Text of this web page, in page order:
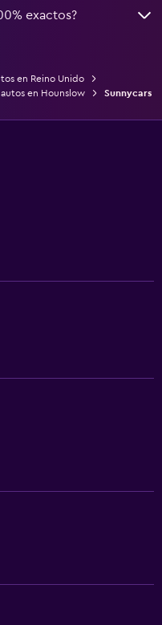
exactos?
en Reino Unido
en Hounslow Sunnycars